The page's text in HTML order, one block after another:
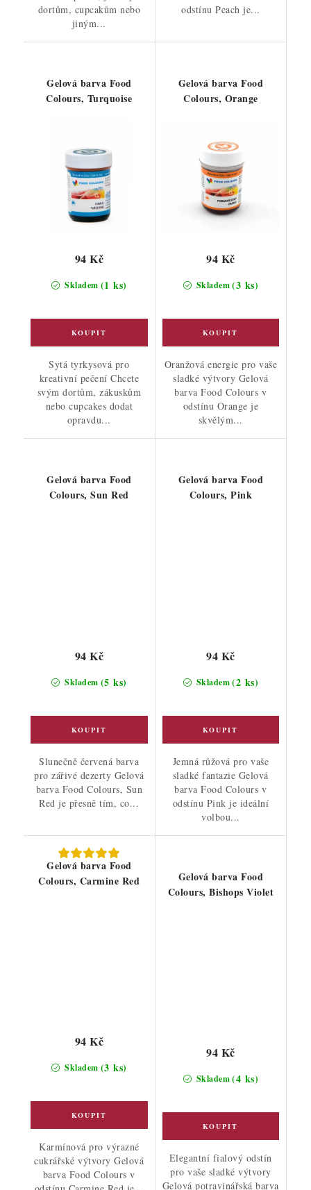
dortům, cupcakům nebo
jiným...
odstínu Peach je...
Gelová barva Food
Colours, Turquoise
Skladem (1 ks)
94 Kč
Sytá tyrkysová pro
kreativní pečení Chcete
svým dortům, zákuskům
nebo cupcakes dodat
opravdu...
Gelová barva Food
Colours, Orange
Skladem(3 ks)
94 Kč
Oranžová energie pro vaše
sladké výtvory Gelová
barva Food Colours v
odstínu Orange je
skvělým...
Gelová barva Food
Colours, Sun Red
Skladem (5 ks)
94 Kč
Slunečně červená barva
pro zářivé dezerty Gelová
barva Food Colours, Sun
Red je přesně tím, co...
Gelová barva Food
Colours, Pink
Skladem(2 ks)
94 Kč
Jemná růžová pro vaše
sladké fantazie Gelová
barva Food Colours v
odstínu Pink je ideální
volbou...
Gelová barva Food
Colours, Carmine Red
Skladem (3 ks)
94 Kč
Karmínová pro výrazné
cukrářské výtvory Gelová
barva Food Colours v
Gelová barva Food
Colours, Bishops Violet
Skladem(4 ks)
94 Kč
Elegantní fialový odstín
pro vaše sladké výtvory
Gelová potravinářská barva